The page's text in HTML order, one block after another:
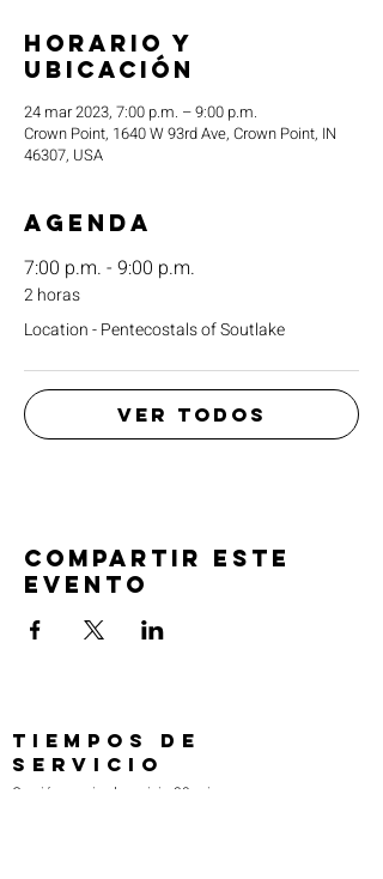
Horario y
ubicación
24 mar 2023, 7:00 p.m. – 9:00 p.m.
Crown Point, 1640 W 93rd Ave, Crown Point, IN
46307, USA
Agenda
7:00 p.m. - 9:00 p.m.
2 horas
Location - Pentecostals of Soutlake
Ver todos
Compartir este
evento
TIEMPOS DE
SERVICIO
Oración previa al servicio 30 min